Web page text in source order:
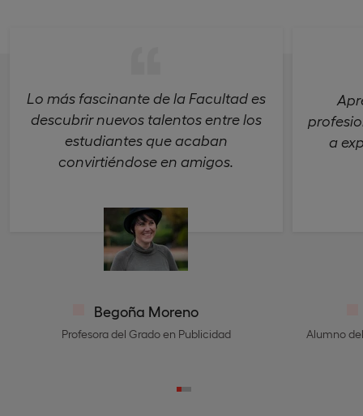
Lo más fascinante de la Facultad es
descubrir nuevos talentos entre los
estudiantes que acaban
convirtiéndose en amigos.
Begoña Moreno
Profesora del Grado en Publicidad
a
Alumno